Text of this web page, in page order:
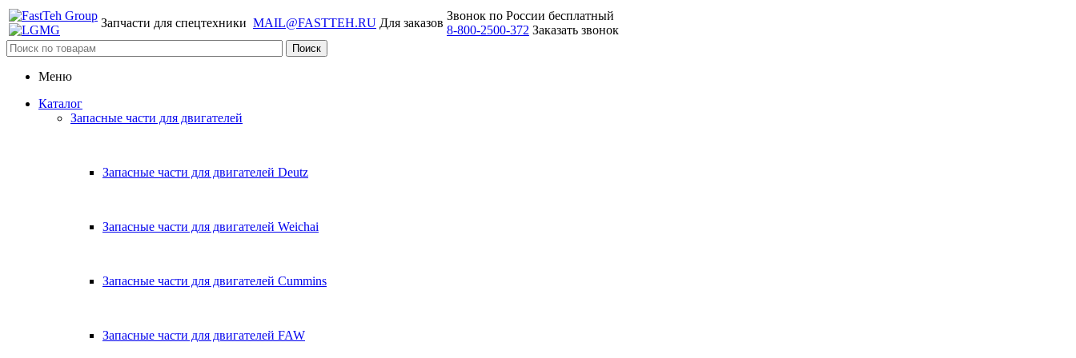
Запчасти для спецтехники MAIL@FASTTEH.RU Для заказов
Звонок по России бесплатный
8-800-2500-372 Заказать звонок
Меню
Каталог
Запасные части для двигателей
Запасные части для двигателей Deutz
Запасные части для двигателей Weichai
Запасные части для двигателей Cummins
Запасные части для двигателей FAW